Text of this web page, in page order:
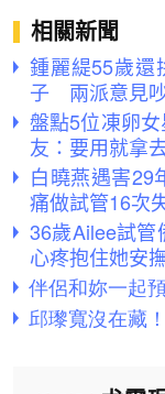
相關新聞
鍾麗緹55歲還
子 兩派意見
盤點5位凍卵
友：要用就拿
白曉燕遇害
痛做試管16次
36歲Ailee試
心疼抱住她安